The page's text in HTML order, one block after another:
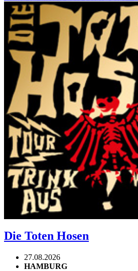
Die Toten Hosen
27.08.2026
HAMBURG